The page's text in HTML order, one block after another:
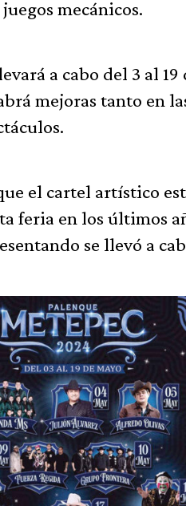
mecánicos.
a cabo del 3 al
mejoras tanto en
el cartel artístico
feria en los últimos
se llevó a